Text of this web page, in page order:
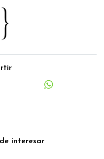
interesar